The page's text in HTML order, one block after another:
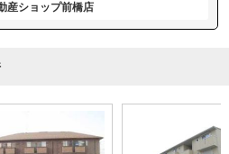
産ショップ前橋店